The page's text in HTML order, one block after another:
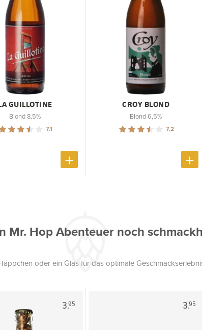
GUILLOTINE
Blond 8,5%
7.1
CROY BLOND
Blond 6,5%
7.2
Mr. Hop Abenteuer noch
oder ein Glas für das optimale
3.95 3.95